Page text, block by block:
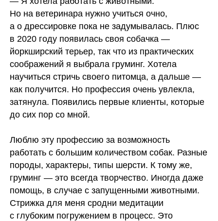
Но на ветеринара нужно учиться очно,
а о дрессировке пока не задумывалась. Плюс
в 2020 году появилась своя собачка —
йоркширский терьер, так что из практических
соображений я выбрала груминг. Хотела
научиться стричь своего питомца, а дальше —
как получится. Но профессия очень увлекла,
затянула. Появились первые клиенты, которые
до сих пор со мной.
Люблю эту профессию за возможность
работать с большим количеством собак. Разные
породы, характеры, типы шерсти. К тому же,
груминг — это всегда творчество. Иногда даже
помощь, в случае с запущенными животными.
Стрижка для меня сродни медитации
с глубоким погружением в процесс. Это